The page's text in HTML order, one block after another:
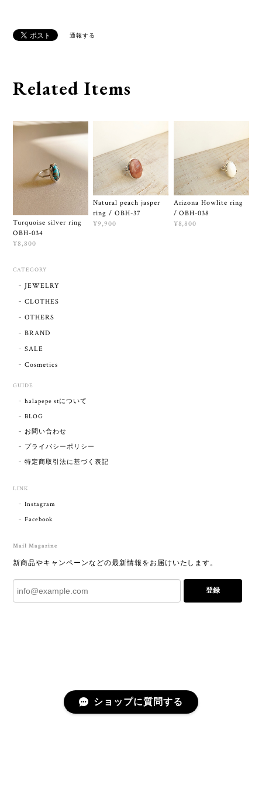
通報する
Related Items
Turquoise silver ring
OBH-034
¥8,800
Natural peach jasper
ring / OBH-37
¥9,900
Arizona Howlite ring
/ OBH-038
¥8,800
CATEGORY
JEWELRY
CLOTHES
OTHERS
BRAND
SALE
Cosmetics
GUIDE
halapepe stについて
BLOG
お問い合わせ
プライバシーポリシー
特定商取引法に基づく表記
LINK
Instagram
Facebook
Mail Magazine
新商品やキャンペーンなどの最新情報をお届けいたします。
登録
ショップに質問する